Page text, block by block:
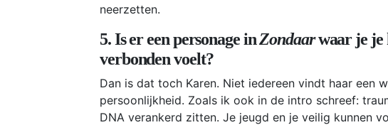
neerzetten.
5. Is er een personage inZondaarwaar je je
verbonden voelt?
Dan is dat toch Karen. Niet iedereen vindt haar een
persoonlijkheid. Zoals ik ook in de intro schreef:
DNA verankerd zitten. Je jeugd en je veilig kunnen